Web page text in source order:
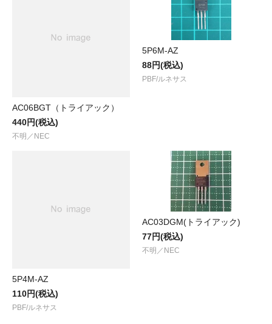
AC06BGT（トライアック）
440円(税込)
不明／NEC
5P6M-AZ
88円(税込)
PBF/ルネサス
5P4M-AZ
110円(税込)
PBF/ルネサス
AC03DGM(トライアック)
77円(税込)
不明／NEC